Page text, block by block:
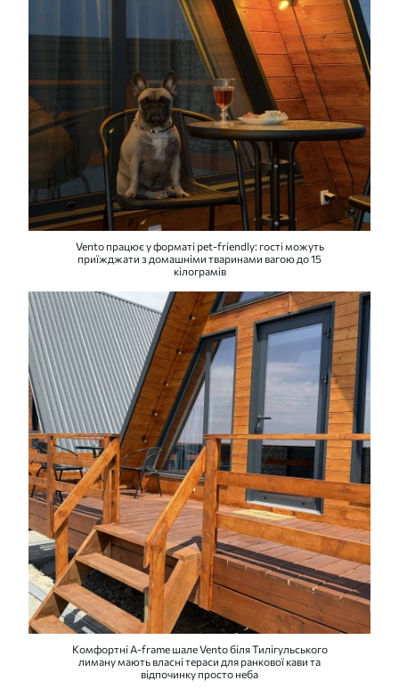
Vento працює у форматі pet-friendly: гості можуть
приїжджати з домашніми тваринами вагою до 15
кілограмів
Комфортні A-frame шале Vento біля Тилігульського
лиману мають власні тераси для ранкової кави та
відпочинку просто неба